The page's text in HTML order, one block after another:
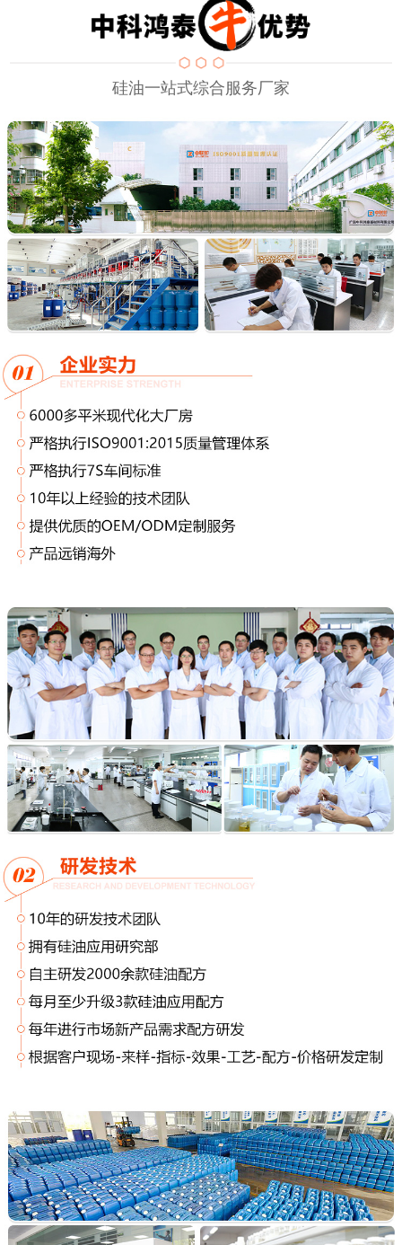
硅油一站式综合服务厂家